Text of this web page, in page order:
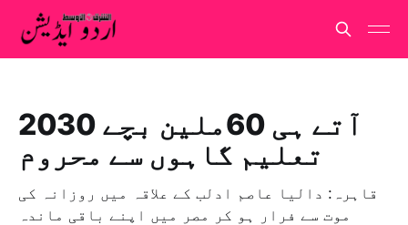
2030 آتے ہی 60ملین بچے
تعلیم گاہوں سے محروم
قاہرہ: دالیا عاصم ادلب کے علاقہ میں روزانہ کی
موت سے فرار ہو کر مصر میں اپنے باقی ماندہ